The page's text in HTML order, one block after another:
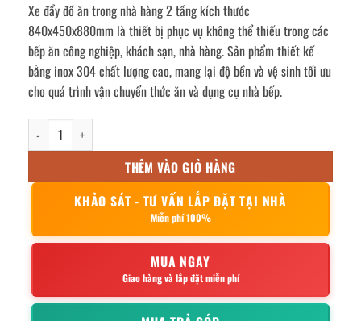
Xe đẩy đồ ăn trong nhà hàng 2 tầng kích thước
840x450x880mm là thiết bị phục vụ không thể thiếu trong các
bếp ăn công nghiệp, khách sạn, nhà hàng. Sản phẩm thiết kế
bằng inox 304 chất lượng cao, mang lại độ bền và vệ sinh tối ưu
cho quá trình vận chuyển thức ăn và dụng cụ nhà bếp.
xe đẩy đồ ăn trong nhà hàng 2 tầng 840x450x880mm số lượng
THÊM VÀO GIỎ HÀNG
KHẢO SÁT - TƯ VẤN LẮP ĐẶT TẠI NHÀ
Miễn phí 100%
MUA NGAY
Giao hàng và lắp đặt miễn phí